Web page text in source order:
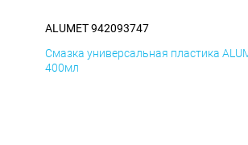
ALUMET 942093747
Смазка универсальная пластика
400мл